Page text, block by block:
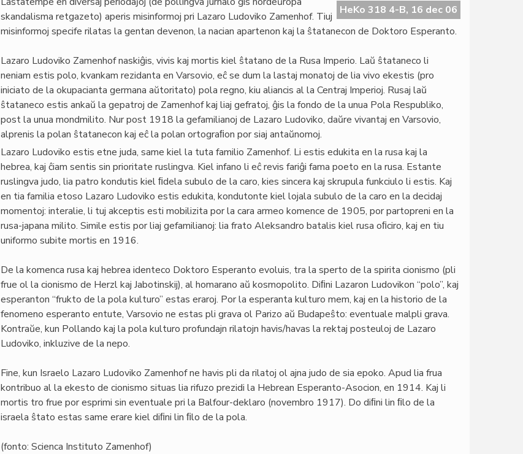
HeKo 318 4-B, 16 dec 06
skandalisma retgazeto) aperis misinformoj pri Lazaro Ludoviko Zamenhof. Tiuj
misinformoj specife rilatas la gentan devenon, la nacian apartenon kaj la ŝtatanecon de Doktoro Esperanto.
Lazaro Ludoviko Zamenhof naskiĝis, vivis kaj mortis kiel ŝtatano de la Rusa Imperio. Laŭ ŝtataneco li
neniam estis polo, kvankam rezidanta en Varsovio, eĉ se dum la lastaj monatoj de lia vivo ekestis (pro
iniciato de la okupacianta germana aŭtoritato) pola regno, kiu aliancis al la Centraj Imperioj. Rusaj laŭ
ŝtataneco estis ankaŭ la gepatroj de Zamenhof kaj liaj gefratoj, ĝis la fondo de la unua Pola Respubliko,
post la unua mondmilito. Nur post 1918 la gefamilianoj de Lazaro Ludoviko, daŭre vivantaj en Varsovio,
alprenis la polan ŝtatanecon kaj eĉ la polan ortograﬁon por siaj antaŭnomoj.
Lazaro Ludoviko estis etne juda, same kiel la tuta familio Zamenhof. Li estis edukita en la rusa kaj la
hebrea, kaj ĉiam sentis sin prioritate ruslingva. Kiel infano li eĉ revis fariĝi fama poeto en la rusa. Estante
ruslingva judo, lia patro kondutis kiel ﬁdela subulo de la caro, kies sincera kaj skrupula funkciulo li estis. Kaj
en tia familia etoso Lazaro Ludoviko estis edukita, kondutonte kiel lojala subulo de la caro en la decidaj
momentoj: interalie, li tuj akceptis esti mobilizita por la cara armeo komence de 1905, por partopreni en la
rusa-japana milito. Simile estis por liaj gefamilianoj: lia frato Aleksandro batalis kiel rusa oﬁciro, kaj en tiu
uniformo subite mortis en 1916.
De la komenca rusa kaj hebrea identeco Doktoro Esperanto evoluis, tra la sperto de la spirita cionismo (pli
frue ol la cionismo de Herzl kaj Jabotinskij), al homarano aŭ kosmopolito. Diﬁni Lazaron Ludovikon “polo”, kaj
esperanton “frukto de la pola kulturo” estas eraroj. Por la esperanta kulturo mem, kaj en la historio de la
fenomeno esperanto entute, Varsovio ne estas pli grava ol Parizo aŭ Budapeŝto: eventuale malpli grava.
Kontraŭe, kun Pollando kaj la pola kulturo profundajn rilatojn havis/havas la rektaj posteuloj de Lazaro
Ludoviko, inkluzive de la nepo.
Fine, kun Israelo Lazaro Ludoviko Zamenhof ne havis pli da rilatoj ol ajna judo de sia epoko. Apud lia frua
kontribuo al la ekesto de cionismo situas lia rifuzo prezidi la Hebrean Esperanto-Asocion, en 1914. Kaj li
mortis tro frue por esprimi sin eventuale pri la Balfour-deklaro (novembro 1917). Do diﬁni lin ﬁlo de la
israela ŝtato estas same erare kiel diﬁni lin ﬁlo de la pola.
(fonto: Scienca Instituto Zamenhof)